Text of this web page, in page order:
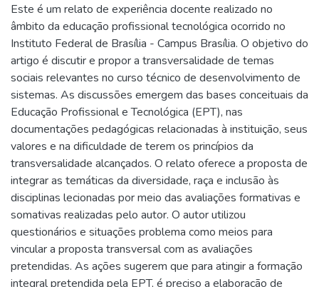
Este é um relato de experiência docente realizado no
âmbito da educação profissional tecnológica ocorrido no
Instituto Federal de Brasília - Campus Brasília. O objetivo do
artigo é discutir e propor a transversalidade de temas
sociais relevantes no curso técnico de desenvolvimento de
sistemas. As discussões emergem das bases conceituais da
Educação Profissional e Tecnológica (EPT), nas
documentações pedagógicas relacionadas à instituição, seus
valores e na dificuldade de terem os princípios da
transversalidade alcançados. O relato oferece a proposta de
integrar as temáticas da diversidade, raça e inclusão às
disciplinas lecionadas por meio das avaliações formativas e
somativas realizadas pelo autor. O autor utilizou
questionários e situações problema como meios para
vincular a proposta transversal com as avaliações
pretendidas. As ações sugerem que para atingir a formação
integral pretendida pela EPT, é preciso a elaboração de